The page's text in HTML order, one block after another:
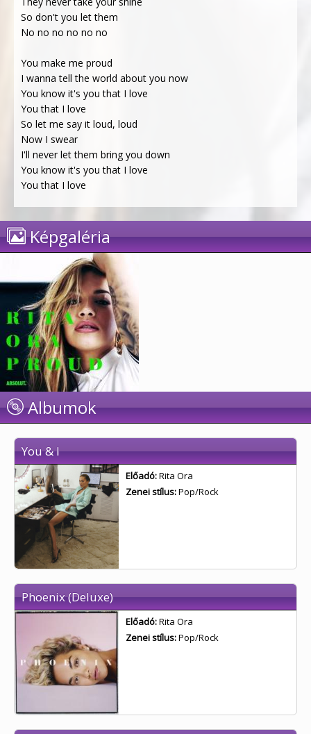
So don't you let them
No no no no no no
You make me proud
I wanna tell the world about you now
You know it's you that I love
You that I love
So let me say it loud, loud
Now I swear
I'll never let them bring you down
You know it's you that I love
You that I love
Képgaléria
Albumok
You & I
Előadó:Rita Ora
Zenei stílus:Pop/Rock
Phoenix (Deluxe)
Előadó:Rita Ora
Zenei stílus:Pop/Rock